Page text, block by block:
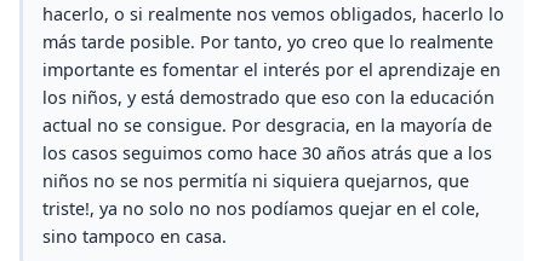
hacerlo, o si realmente nos vemos obligados, hacerlo lo
más tarde posible. Por tanto, yo creo que lo realmente
importante es fomentar el interés por el aprendizaje en
los niños, y está demostrado que eso con la educación
actual no se consigue. Por desgracia, en la mayoría de
los casos seguimos como hace 30 años atrás que a los
niños no se nos permitía ni siquiera quejarnos, que
triste!, ya no solo no nos podíamos quejar en el cole,
sino tampoco en casa.